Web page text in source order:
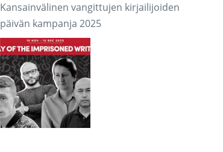
Kansainvälinen vangittujen kirjailijoiden
päivän kampanja 2025